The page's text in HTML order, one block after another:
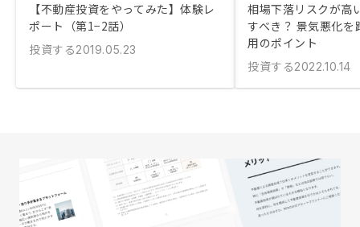
【不動産投資をやってみた】体験レ
ポート（第1−2話）
投資する2019.05.23
相場下落リスクが高
すべき？ 景気悪化を
用のポイント
投資する2022.10.14